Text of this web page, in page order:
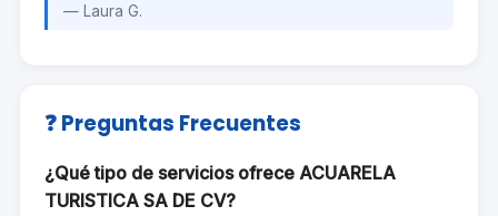
— Laura G.
❓ Preguntas Frecuentes
¿Qué tipo de servicios ofrece ACUARELA
TURISTICA SA DE CV?